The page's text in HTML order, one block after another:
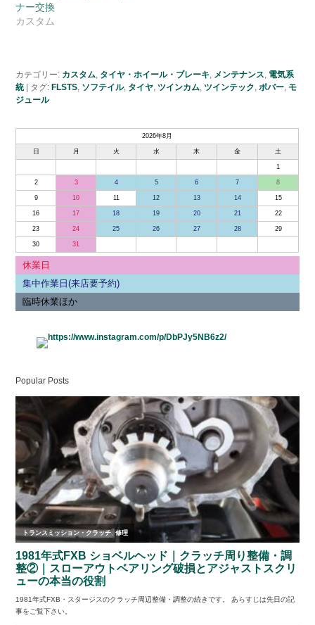
ナー交換
カスタム
カテゴリー: カスタム, タイヤ・ホイール・ブレーキ, メンテナンス, 電気系
統
タグ: FLSTS, ソフテイル, タイヤ, ツインカム, ツインテック, ボバー, モ
ジュール
2026年8月
日 月 火 水 木 金 土
1
2 3 4 5 6 7 8
9 10 11 12 13 14 15
16 17 18 19 20 21 22
23 24 25 26 27 28 29
30 31
休業日
集中作業日(来店要予約)
臨時休業ほか
Popular Posts